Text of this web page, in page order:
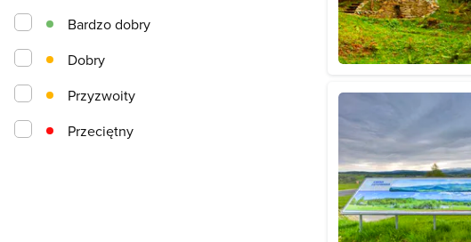
Przeciętny
Przyzwoity
Dobry
Bardzo dobry